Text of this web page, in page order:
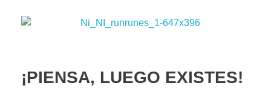
¡PIENSA, LUEGO EXISTES!